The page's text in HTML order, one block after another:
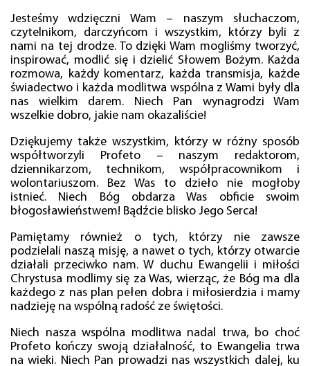
Jesteśmy wdzięczni Wam – naszym słuchaczom,
czytelnikom, darczyńcom i wszystkim, którzy byli z
nami na tej drodze. To dzięki Wam mogliśmy tworzyć,
inspirować, modlić się i dzielić Słowem Bożym. Każda
rozmowa, każdy komentarz, każda transmisja, każde
świadectwo i każda modlitwa wspólna z Wami były dla
nas wielkim darem. Niech Pan wynagrodzi Wam
wszelkie dobro, jakie nam okazaliście!
Dziękujemy także wszystkim, którzy w różny sposób
współtworzyli Profeto – naszym redaktorom,
dziennikarzom, technikom, współpracownikom i
wolontariuszom. Bez Was to dzieło nie mogłoby
istnieć. Niech Bóg obdarza Was obficie swoim
błogosławieństwem! Bądźcie blisko Jego Serca!
Pamiętamy również o tych, którzy nie zawsze
podzielali naszą misję, a nawet o tych, którzy otwarcie
działali przeciwko nam. W duchu Ewangelii i miłości
Chrystusa modlimy się za Was, wierząc, że Bóg ma dla
każdego z nas plan pełen dobra i miłosierdzia i mamy
nadzieję na wspólną radość ze świętości.
Niech nasza wspólna modlitwa nadal trwa, bo choć
Profeto kończy swoją działalność, to Ewangelia trwa
na wieki. Niech Pan prowadzi nas wszystkich dalej, ku